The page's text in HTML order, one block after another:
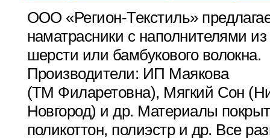
ООО «Регион-Текстиль»
наматрасники с наполнителями
шерсти или бамбукового волокна.
Производители: ИП Маякова
(ТМ Филаретовна), Мягкий Сон
Новгород) и др. Материалы
поликоттон, полиэстр и др. Все